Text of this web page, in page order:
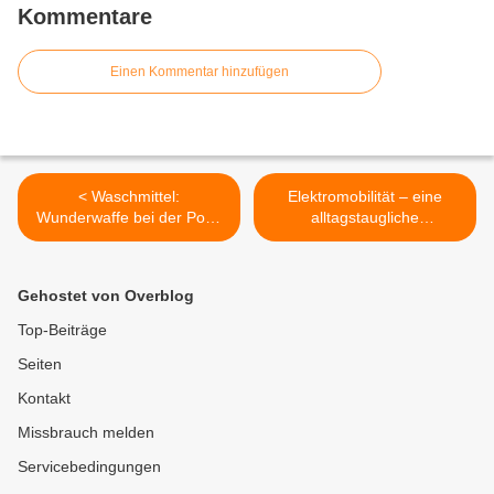
Kommentare
Einen Kommentar hinzufügen
< Waschmittel:
Wunderwaffe bei der Pool-
Reinigung
Elektromobilität – eine
alltagstaugliche
Technologie? >
Gehostet von Overblog
Top-Beiträge
Seiten
Kontakt
Missbrauch melden
Servicebedingungen